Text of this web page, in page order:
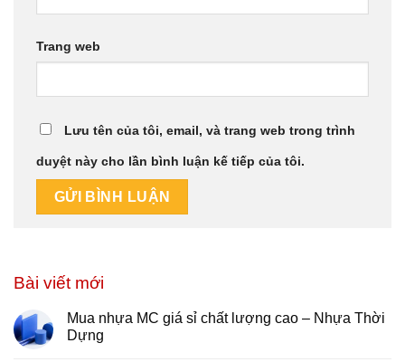
Trang web
Lưu tên của tôi, email, và trang web trong trình
duyệt này cho lần bình luận kế tiếp của tôi.
Bài viết mới
Mua nhựa MC giá sỉ chất lượng cao – Nhựa Thời
Dựng